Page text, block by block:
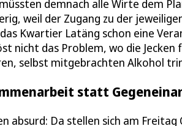
demnach alle Wirte dem
weil der Zugang zu der
Kwartier Latäng schon eine
nicht das Problem, wo die
selbst mitgebrachten Alkohol
statt
absurd: Da stellen sich am